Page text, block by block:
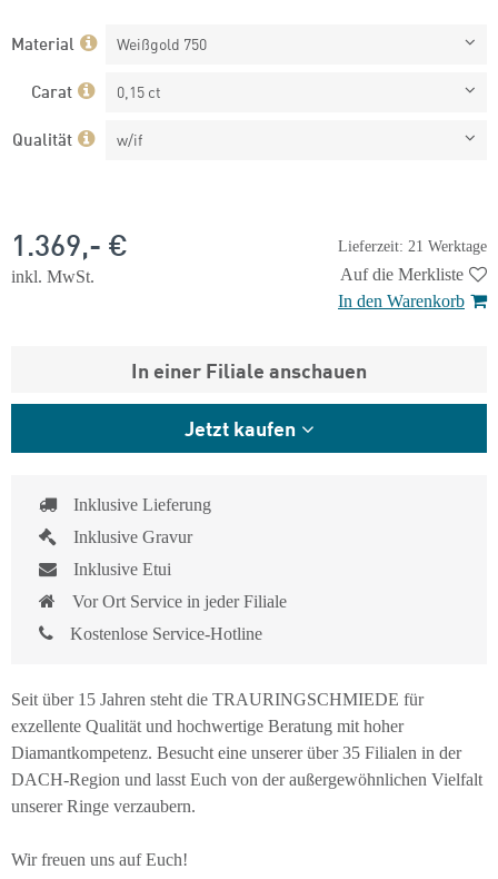
Material Weißgold 750
Carat 0,15 ct
Qualität w/if
Lieferzeit: 21 Werktage
1.369,- €
inkl. MwSt.
Auf die Merkliste
In den Warenkorb
In einer Filiale anschauen
Jetzt kaufen
Inklusive Lieferung
Inklusive Gravur
Inklusive Etui
Vor Ort Service in jeder Filiale
Kostenlose Service-Hotline
Seit über 15 Jahren steht die TRAURINGSCHMIEDE für
exzellente Qualität und hochwertige Beratung mit hoher
Diamantkompetenz. Besucht eine unserer über 35 Filialen in der
DACH-Region und lasst Euch von der außergewöhnlichen Vielfalt
unserer Ringe verzaubern.
Wir freuen uns auf Euch!